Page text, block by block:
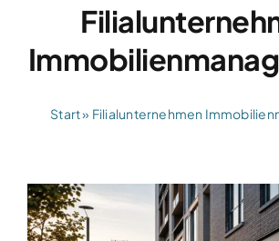
Start» Filialunternehmen